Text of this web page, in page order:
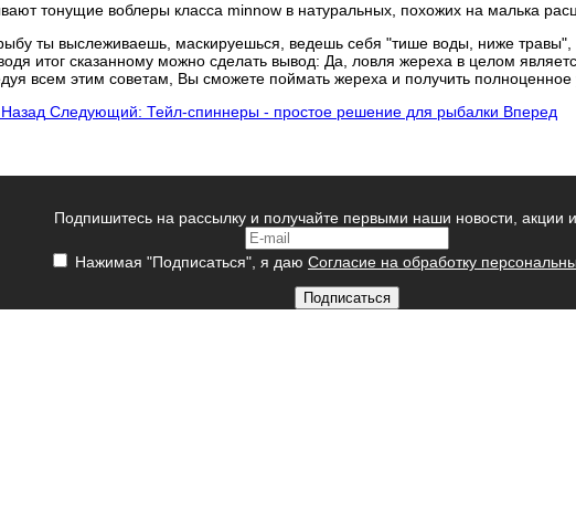
тонущие воблеры класса minnow в натуральных, похожих на малька
ты выслеживаешь, маскируешься, ведешь себя "тише воды, ниже
итог сказанному можно сделать вывод: Да, ловля жереха в целом
всем этим советам, Вы сможете поймать жереха и получить
Назад Следующий: Тейл-спиннеры - простое решение для рыбалки Вперед
Подпишитесь на рассылку и получайте первыми наши новости, акции
Нажимая "Подписаться", я даю Согласие на обработку
Подписаться